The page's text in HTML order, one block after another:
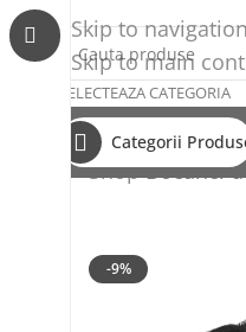
Skip to
Skip to main
SELECTEAZA CATEGORIA
Categorii
Shop Bocanci
-9%